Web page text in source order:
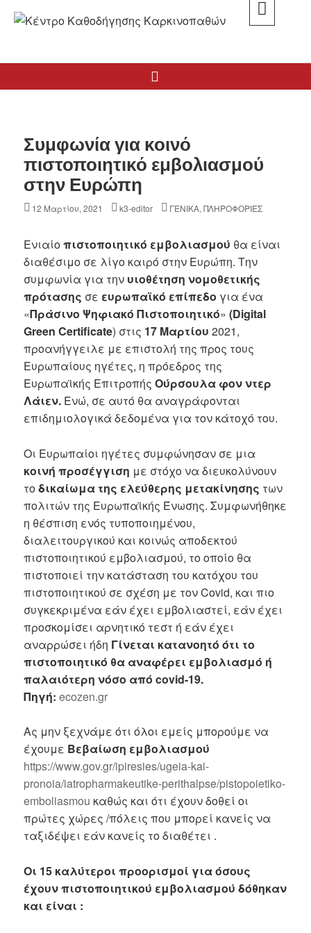
Skip
Συμφωνία για κοινό
πιστοποιητικό εμβολιασμού
στην Ευρώπη
Posted
12 Μαρτίου, 2021 Author
k3-editor Categories
ΓΕΝΙΚΑ,ΠΛΗΡΟΦΟΡΙΕΣ
Ενιαίοπιστοποιητικό εμβολιασμού θα είναι
διαθέσιμο σε λίγο καιρό στην Ευρώπη. Την
συμφωνία για την υιοθέτηση νομοθετικής
πρότασης σε ευρωπαϊκό επίπεδο για ένα
«Πράσινο Ψηφιακό Πιστοποιητικό»(Digital
Green Certificate) στις 17 Μαρτίου 2021,
προανήγγειλε με επιστολή της προς τους
Ευρωπαίους ηγέτες, η πρόεδρος της
Ευρωπαϊκής ΕπιτροπήςΟύρσουλα φον ντερ
Λάιεν. Ενώ, σε αυτό θα αναγράφονται
επιδημιολογικά δεδομένα για τον κάτοχό του.
Οι Ευρωπαίοι ηγέτες συμφώνησαν σε μια
κοινή προσέγγιση με στόχο να διευκολύνουν
τοδικαίωμα της ελεύθερης μετακίνησης των
πολιτών της Ευρωπαϊκής Ένωσης. Συμφωνήθηκε
η θέσπιση ενός τυποποιημένου,
διαλειτουργικού και κοινώς αποδεκτού
πιστοποιητικού εμβολιασμού, το οποίο θα
πιστοποιεί την κατάσταση του κατόχου του
πιστοποιητικού σε σχέση με τον Covid, και πιο
συγκεκριμένα εάν έχει εμβολιαστεί, εάν έχει
προσκομίσει αρνητικό τεστ ή εάν έχει
αναρρώσει ήδη Γίνεται κατανοητό ότι το
πιστοποιητικό θα αναφέρει εμβολιασμό ή
παλαιότερη νόσο από covid-19.
Πηγή: ecozen.gr
Ας μην ξεχνάμε ότι όλοι εμείς μπορούμε να
έχουμε Βεβαίωση εμβολιασμού
https://www.gov.gr/ipiresies/ugeia-kai-
pronoia/iatropharmakeutike-perithalpse/pistopoietiko-
emboliasmou καθώς και ότι έχουν δοθεί οι
πρώτες χώρες /πόλεις που μπορεί κανείς να
ταξιδέψει εάν κανείς το διαθέτει .
Οι 15 καλύτεροι προορισμοί για όσους
έχουν πιστοποιητικού εμβολιασμού δόθηκαν
και είναι :